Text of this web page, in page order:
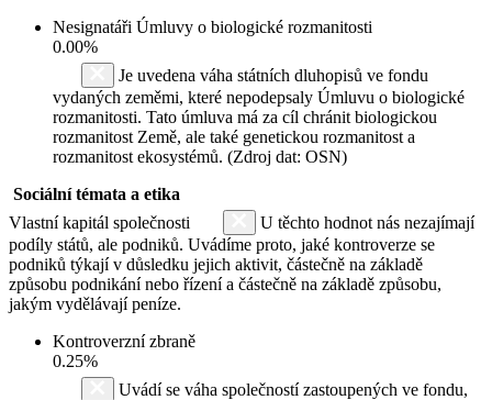
Nesignatáři Úmluvy o biologické rozmanitosti
0.00%
Je uvedena váha státních dluhopisů ve fondu
vydaných zeměmi, které nepodepsaly Úmluvu o biologické
rozmanitosti. Tato úmluva má za cíl chránit biologickou
rozmanitost Země, ale také genetickou rozmanitost a
rozmanitost ekosystémů. (Zdroj dat: OSN)
Sociální témata a etika
Vlastní kapitál společnosti
U těchto hodnot nás nezajímají
podíly států, ale podniků. Uvádíme proto, jaké kontroverze se
podniků týkají v důsledku jejich aktivit, částečně na základě
způsobu podnikání nebo řízení a částečně na základě způsobu,
jakým vydělávají peníze.
Kontroverzní zbraně
0.25%
Uvádí se váha společností zastoupených ve fondu,